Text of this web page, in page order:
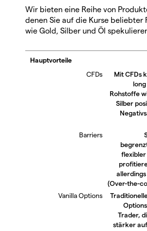
Wir bieten eine Reihe von
denen Sie auf die Kurse beliebter
wie Gold, Silber und Öl
Hauptvorteile
Mit CFDs
Rohstoffe
Silber
(Over-the-
Trader,
stärker